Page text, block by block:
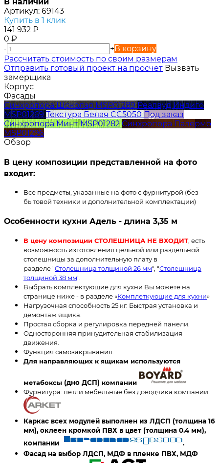
Артикул: 69143
Купить в 1 клик
141 932 ₽
0 ₽
-
+В корзину
Расcчитать стоимость по своим размерам
Отправить готовый проект на просчет Вызвать
замерщика
Корпус
Фасады
Синхропора Шоколад MSP01289 Реалвуд Индиго
MSP01269 Текстура Белая CC5050 Под заказ
Синхропора Минт MSP01282 Синхропора Палермо
MSP01296
Обзор
В цену композиции представленной на фото
входит:
Все предметы, указанные на фото с фурнитурой (без
бытовой техники и дополнительной комплектации)
Особенности кухни Адель - длина 3,35 м
В цену композиции СТОЛЕШНИЦА НЕ ВХОДИТ, есть
возможность изготовления цельной или раздельной
столешницы за дополнительную плату в
разделе "Столешница толщиной 26 мм", "Столешница
толщиной 38 мм".
Выбрать комплектующие для кухни Вы можете на
странице ниже - в разделе «Комплеткующие для кухни»
Нагрузочная способность 25 кг. Быстрая установка и
демонтаж ящика.
Простая сборка и регулировка передней панели.
Односторонняя принудительная стабилизация
движения.
Функция самозакрывания.
Для направляющих к ящикам используются
метабоксы (дно ДСП) компании
Фурнитура: петли мебельные без доводчика компании
Каркас всех модулей выполнен из ЛДСП (толщина 16
мм), оклеен кромкой ПВХ в цвет (толщина 0.4 мм),
компании
.
Фасад на выбор ЛДСП, МДФ в пленке ПВХ, МДФ